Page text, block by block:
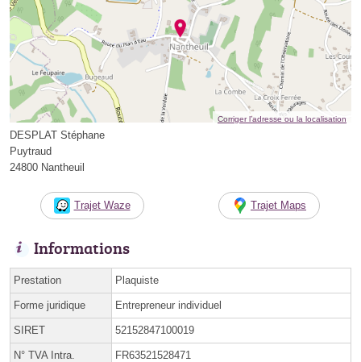
Corriger l’adresse ou la localisation
DESPLAT Stéphane
Puytraud
24800 Nantheuil
Trajet Waze Trajet Maps
Informations
Prestation Plaquiste
Forme juridique Entrepreneur individuel
SIRET 52152847100019
N° TVA Intra. FR63521528471